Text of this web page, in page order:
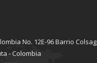
No. 12E-96 Barrio Colsag,
- Colombia